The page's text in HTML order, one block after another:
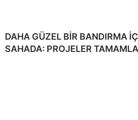
DAHA GÜZEL BİR BANDIRMA
SAHADA: PROJELER